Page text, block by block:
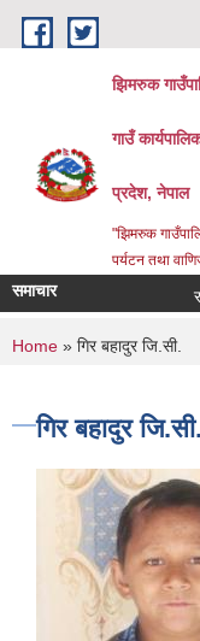
Skip to main content
झिमरुक
गाउँ
प्रदेश, नेपाल
"झिमरुक
पर्यटन तथा
समाचार
You are here
Home » गिर बहादुर जि.सी.
गिर बहादुर जि.सी.